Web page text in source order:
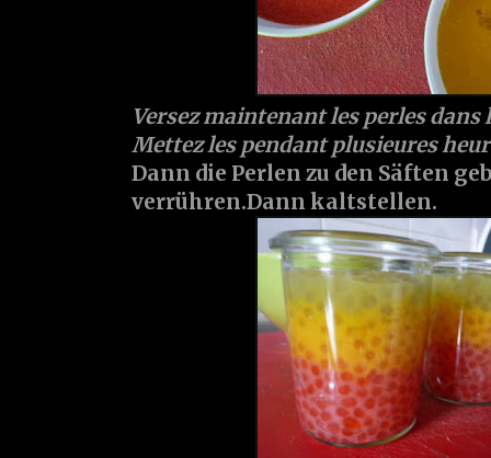
Versez maintenant les perles dans
Mettez les pendant plusieures
Dann die Perlen zu den Säften
verrühren.Dann kaltstellen.